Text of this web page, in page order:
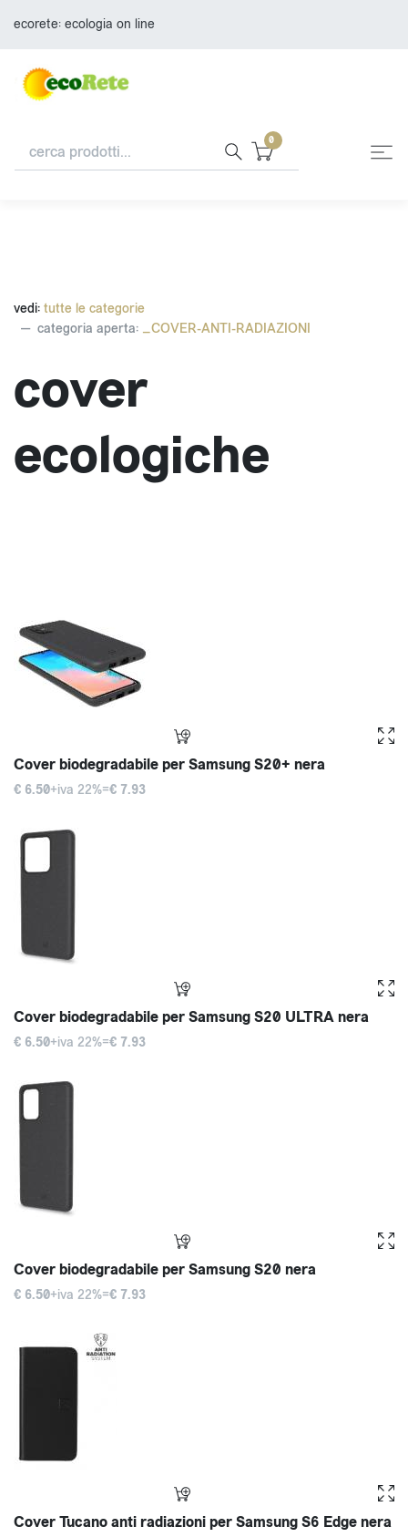
ecorete: ecologia on line
0
vedi: tutte le categorie
categoria aperta: _COVER-ANTI-RADIAZIONI
cover
ecologiche
Cover biodegradabile per Samsung S20+ nera
€ 6.50+iva 22%=€ 7.93
Cover biodegradabile per Samsung S20 ULTRA nera
€ 6.50+iva 22%=€ 7.93
Cover biodegradabile per Samsung S20 nera
€ 6.50+iva 22%=€ 7.93
Cover Tucano anti radiazioni per Samsung S6 Edge nera